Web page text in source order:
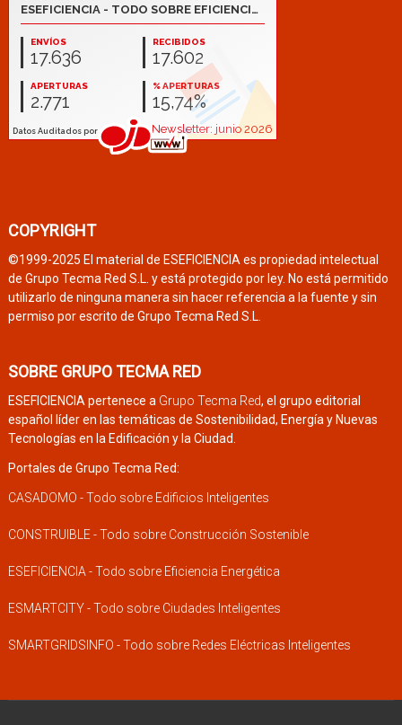
COPYRIGHT
©1999-2025 El material de ESEFICIENCIA es propiedad intelectual
de Grupo Tecma Red S.L. y está protegido por ley. No está permitido
utilizarlo de ninguna manera sin hacer referencia a la fuente y sin
permiso por escrito de Grupo Tecma Red S.L.
SOBRE GRUPO TECMA RED
ESEFICIENCIA pertenece a Grupo Tecma Red, el grupo editorial
español líder en las temáticas de Sostenibilidad, Energía y Nuevas
Tecnologías en la Edificación y la Ciudad.
Portales de Grupo Tecma Red:
CASADOMO - Todo sobre Edificios Inteligentes
CONSTRUIBLE - Todo sobre Construcción Sostenible
ESEFICIENCIA - Todo sobre Eficiencia Energética
ESMARTCITY - Todo sobre Ciudades Inteligentes
SMARTGRIDSINFO - Todo sobre Redes Eléctricas Inteligentes